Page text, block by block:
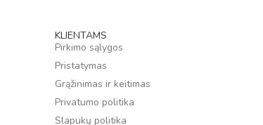
KLIENTAMS
Pirkimo sąlygos
Pristatymas
Grąžinimas ir keitimas
Privatumo politika
Slapukų politika